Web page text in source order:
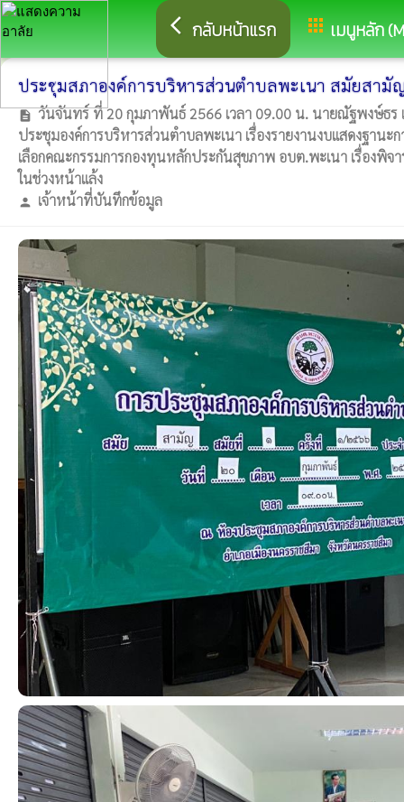
arrow_back_ios กลับหน้าแรก apps เมนูหลัก
ประชุมสภาองค์การบริหารส่วนตำบลพะเนา สมัยสามั
description วันจันทร์ ที่ 20 กุมภาพันธ์ 2566 เวลา 09.00 น. นายณัฐพงษ์ธร
ประชุมองค์การบริหารส่วนตำบลพะเนา เรื่องรายงานงบแสดงฐาน
เลือกคณะกรรมการกองทุนหลักประกันสุขภาพ อบต.พะเนา เรื่อง
ในช่วงหน้าแล้ง
person เจ้าหน้าที่บันทึกข้อมูล